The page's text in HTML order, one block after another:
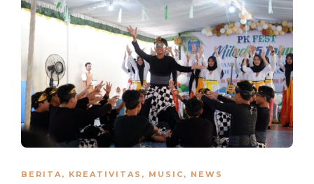
BERITA, KREATIVITAS , MUSIC , NEWS